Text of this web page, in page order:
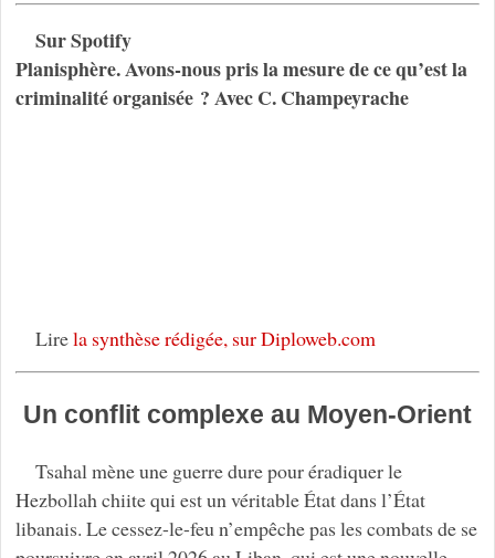
Sur Spotify
Planisphère. Avons-nous pris la mesure de ce qu’est la
criminalité organisée ? Avec C. Champeyrache
Lirela synthèse rédigée, sur Diploweb.com
Un conflit complexe au Moyen-Orient
Tsahal mène une guerre dure pour éradiquer le
Hezbollah chiite qui est un véritable État dans l’État
libanais. Le cessez-le-feu n’empêche pas les combats de se